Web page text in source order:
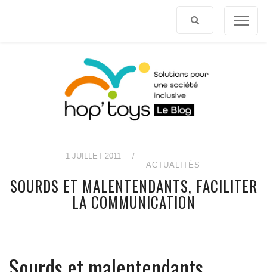
1 JUILLET 2011
/
ACTUALITÉS
SOURDS ET MALENTENDANTS, FACILITER
LA COMMUNICATION